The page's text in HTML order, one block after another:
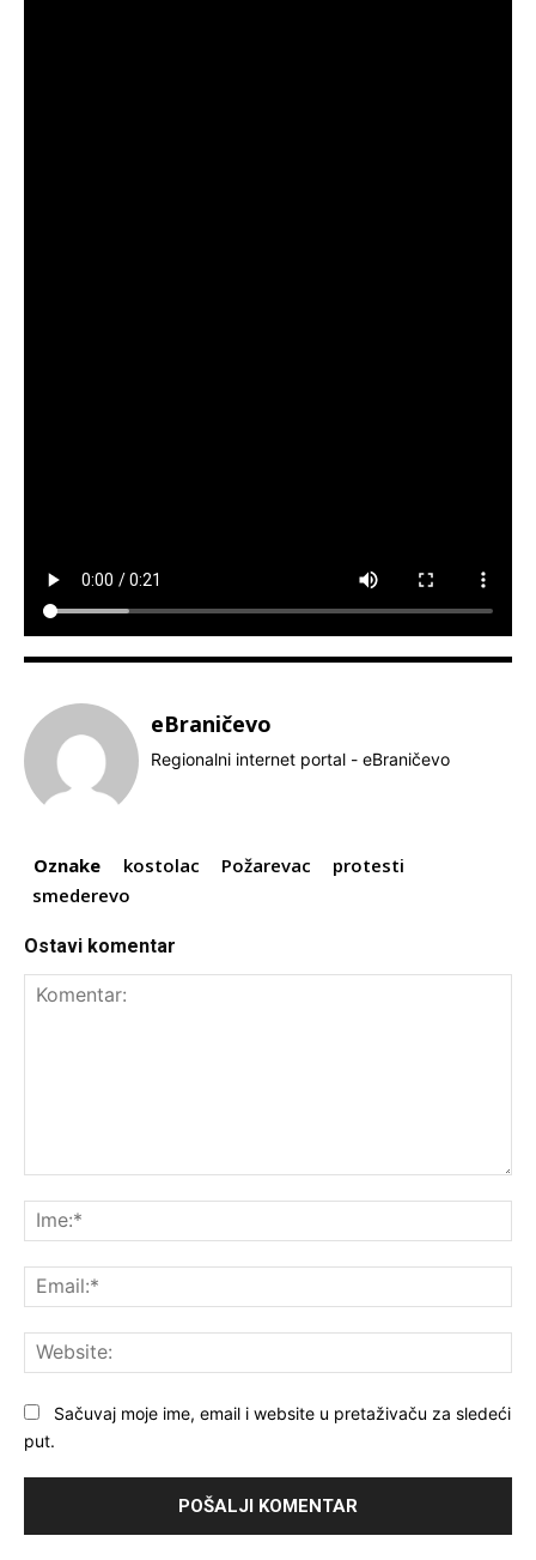
eBraničevo
Regionalni internet portal - eBraničevo
Oznake kostolac Požarevac
protesti
smederevo
Ostavi komentar
Sačuvaj moje ime, email i website u pretaživaču za sledeći
put.